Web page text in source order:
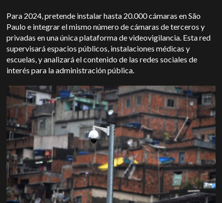
Para 2024, pretende instalar hasta 20.000 cámaras en São
Paulo e integrar el mismo número de cámaras de terceros y
privadas en una única plataforma de videovigilancia. Esta red
supervisará espacios públicos, instalaciones médicas y
escuelas, y analizará el contenido de las redes sociales de
interés para la administración pública.